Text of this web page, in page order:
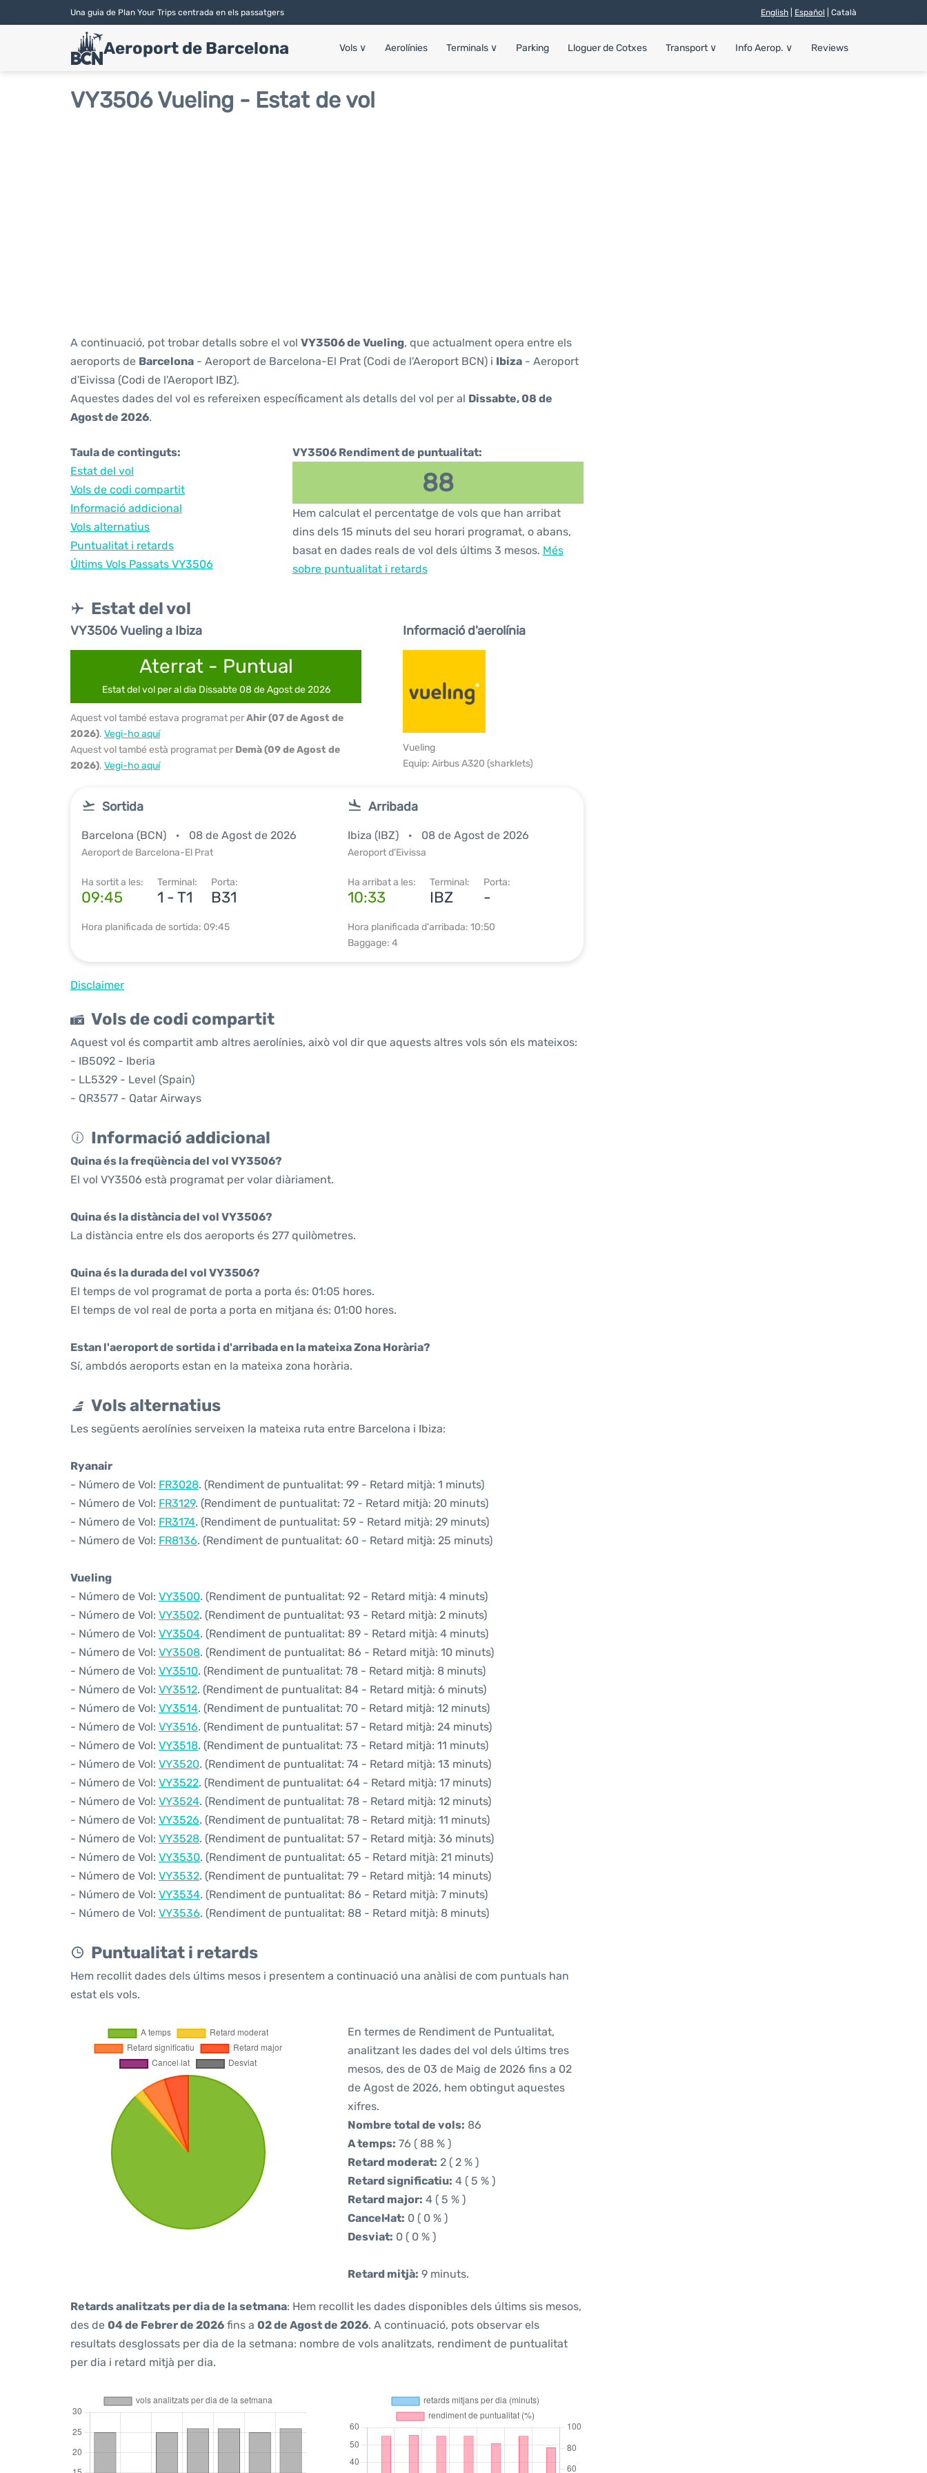
Una guia de Plan Your Trips centrada en els passatgers English Español | Català
Aeroport de Barcelona Vols ∨ Aerolínies Terminals ∨ Parking Lloguer de Cotxes Transport ∨ Info Aerop. ∨ Reviews
VY3506 Vueling - Estat de vol
A continuació, pot trobar detalls sobre el vol VY3506 de Vueling, que actualment opera entre els
aeroports de Barcelona - Aeroport de Barcelona-El Prat (Codi de l'Aeroport BCN) i Ibiza - Aeroport
d'Eivissa (Codi de l'Aeroport IBZ).
Aquestes dades del vol es refereixen específicament als detalls del vol per al Dissabte, 08 de
Agost de 2026.
Taula de continguts:
Estat del vol
Vols de codi compartit
Informació addicional
Vols alternatius
Puntualitat i retards
Últims Vols Passats VY3506
VY3506 Rendiment de puntualitat:
88
Hem calculat el percentatge de vols que han arribat
dins dels 15 minuts del seu horari programat, o abans,
basat en dades reals de vol dels últims 3 mesos. Més
sobre puntualitat i retards
Estat del vol
VY3506 Vueling a Ibiza
Aterrat - Puntual
Estat del vol per al dia Dissabte 08 de Agost de 2026
Aquest vol també estava programat perAhir (07 de Agost de
2026). Vegi-ho aquí
Aquest vol també està programat per Demà (09 de Agost de
2026). Vegi-ho aquí
Informació d'aerolínia
Vueling
Equip: Airbus A320 (sharklets)
Sortida
Barcelona (BCN) 08 de Agost de 2026
Aeroport de Barcelona-El Prat
Ha sortit a les:
09:45
Terminal:
1 - T1
Porta:
B31
Hora planificada de sortida: 09:45
Arribada
Ibiza (IBZ) 08 de Agost de 2026
Aeroport d'Eivissa
Ha arribat a les:
10:33
Terminal:
IBZ
Porta:
-
Hora planificada d'arribada: 10:50
Baggage: 4
Disclaimer
Vols de codi compartit
Aquest vol és compartit amb altres aerolínies, això vol dir que aquests altres vols són els mateixos:
- IB5092 - Iberia
- LL5329 - Level (Spain)
- QR3577 - Qatar Airways
Informació addicional
Quina és la freqüència del vol VY3506?
El vol VY3506 està programat per volar diàriament.
Quina és la distància del vol VY3506?
La distància entre els dos aeroports és 277 quilòmetres.
Quina és la durada del vol VY3506?
El temps de vol programat de porta a porta és: 01:05 hores.
El temps de vol real de porta a porta en mitjana és: 01:00 hores.
Estan l'aeroport de sortida i d'arribada en la mateixa Zona Horària?
Sí, ambdós aeroports estan en la mateixa zona horària.
Vols alternatius
Les següents aerolínies serveixen la mateixa ruta entre Barcelona i Ibiza:
Ryanair
- Número de Vol: FR3028. (Rendiment de puntualitat: 99 - Retard mitjà: 1 minuts)
- Número de Vol: FR3129. (Rendiment de puntualitat: 72 - Retard mitjà: 20 minuts)
- Número de Vol: FR3174. (Rendiment de puntualitat: 59 - Retard mitjà: 29 minuts)
- Número de Vol: FR8136. (Rendiment de puntualitat: 60 - Retard mitjà: 25 minuts)
Vueling
- Número de Vol: VY3500. (Rendiment de puntualitat: 92 - Retard mitjà: 4 minuts)
- Número de Vol: VY3502. (Rendiment de puntualitat: 93 - Retard mitjà: 2 minuts)
- Número de Vol: VY3504. (Rendiment de puntualitat: 89 - Retard mitjà: 4 minuts)
- Número de Vol: VY3508. (Rendiment de puntualitat: 86 - Retard mitjà: 10 minuts)
- Número de Vol: VY3510. (Rendiment de puntualitat: 78 - Retard mitjà: 8 minuts)
- Número de Vol: VY3512. (Rendiment de puntualitat: 84 - Retard mitjà: 6 minuts)
- Número de Vol: VY3514. (Rendiment de puntualitat: 70 - Retard mitjà: 12 minuts)
- Número de Vol: VY3516. (Rendiment de puntualitat: 57 - Retard mitjà: 24 minuts)
- Número de Vol: VY3518. (Rendiment de puntualitat: 73 - Retard mitjà: 11 minuts)
- Número de Vol: VY3520. (Rendiment de puntualitat: 74 - Retard mitjà: 13 minuts)
- Número de Vol: VY3522. (Rendiment de puntualitat: 64 - Retard mitjà: 17 minuts)
- Número de Vol: VY3524. (Rendiment de puntualitat: 78 - Retard mitjà: 12 minuts)
- Número de Vol: VY3526. (Rendiment de puntualitat: 78 - Retard mitjà: 11 minuts)
- Número de Vol: VY3528. (Rendiment de puntualitat: 57 - Retard mitjà: 36 minuts)
- Número de Vol: VY3530. (Rendiment de puntualitat: 65 - Retard mitjà: 21 minuts)
- Número de Vol: VY3532. (Rendiment de puntualitat: 79 - Retard mitjà: 14 minuts)
- Número de Vol: VY3534. (Rendiment de puntualitat: 86 - Retard mitjà: 7 minuts)
- Número de Vol: VY3536. (Rendiment de puntualitat: 88 - Retard mitjà: 8 minuts)
Puntualitat i retards
Hem recollit dades dels últims mesos i presentem a continuació una anàlisi de com puntuals han
estat els vols.
En termes de Rendiment de Puntualitat,
analitzant les dades del vol dels últims tres
mesos, des de 03 de Maig de 2026 fins a 02
de Agost de 2026, hem obtingut aquestes
xifres.
Nombre total de vols: 86
A temps: 76 ( 88 % )
Retard moderat: 2 ( 2 % )
Retard significatiu: 4 ( 5 % )
Retard major: 4 ( 5 % )
Cancel·lat: 0 ( 0 % )
Desviat: 0 ( 0 % )
Retard mitjà: 9 minuts.
Retards analitzats per dia de la setmana: Hem recollit les dades disponibles dels últims sis mesos,
des de 04 de Febrer de 2026 fins a 02 de Agost de 2026. A continuació, pots observar els
resultats desglossats per dia de la setmana: nombre de vols analitzats, rendiment de puntualitat
per dia i retard mitjà per dia.